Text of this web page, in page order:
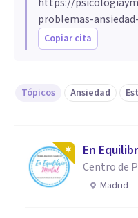
problemas-
Copiar cita
Tópicos Ansiedad
En
Centro de
Madrid